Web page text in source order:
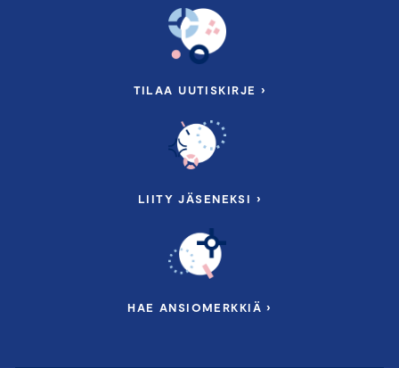
TILAA UUTISKIRJE ›
LIITY JÄSENEKSI ›
HAE ANSIOMERKKIÄ ›